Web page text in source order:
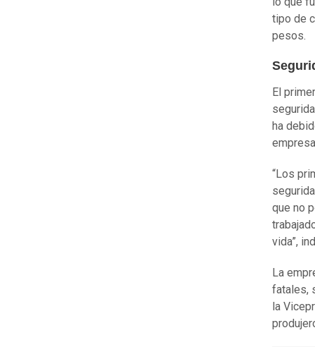
tipo de
pesos.
El
ha
“Los
que no
vida”,
La
fatales,
la